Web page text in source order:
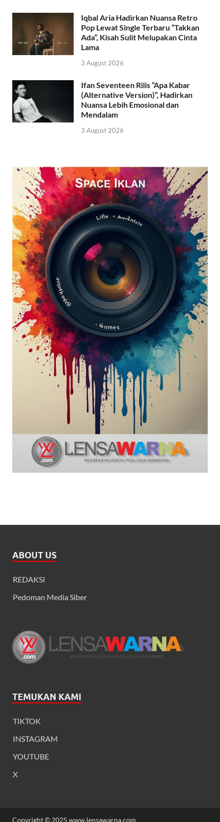
Iqbal Aria Hadirkan Nuansa Retro
Pop Lewat Single Terbaru “Takkan
Ada”, Kisah Sulit Melupakan Cinta
Lama
3 August 2026
Ifan Seventeen Rilis “Apa Kabar
(Alternative Version)”, Hadirkan
Nuansa Lebih Emosional dan
Mendalam
3 August 2026
ABOUT US
REDAKSI
Pedoman Media Siber
TEMUKAN KAMI
TIKTOK
INSTAGRAM
YOUTUBE
X
Copyright © 2025 www.lensawarna.com